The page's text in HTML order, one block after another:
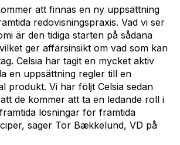
att finnas en ny uppsättning
redovisningspraxis. Vad vi ser
är den tidiga starten på sådana
ger affärsinsikt om vad som kan
Celsia har tagit en mycket aktiv
en uppsättning regler till en
produkt. Vi har följt Celsia sedan
de kommer att ta en ledande roll i
lösningar för framtida
säger Tor Bækkelund, VD på